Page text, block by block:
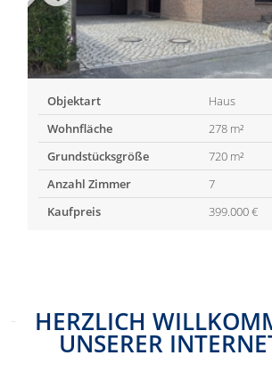
Objektart
Haus
Wohnfläche
278 m²
Grundstücksgröße
720 m²
Anzahl Zimmer
7
Kaufpreis
399.000 €
HERZLICH
UNSERER